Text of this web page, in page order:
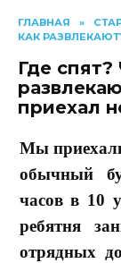
ГЛАВНАЯ »
КАК
Где
приехал
Мы
обычный
часов в 10
ребятня
отрядных